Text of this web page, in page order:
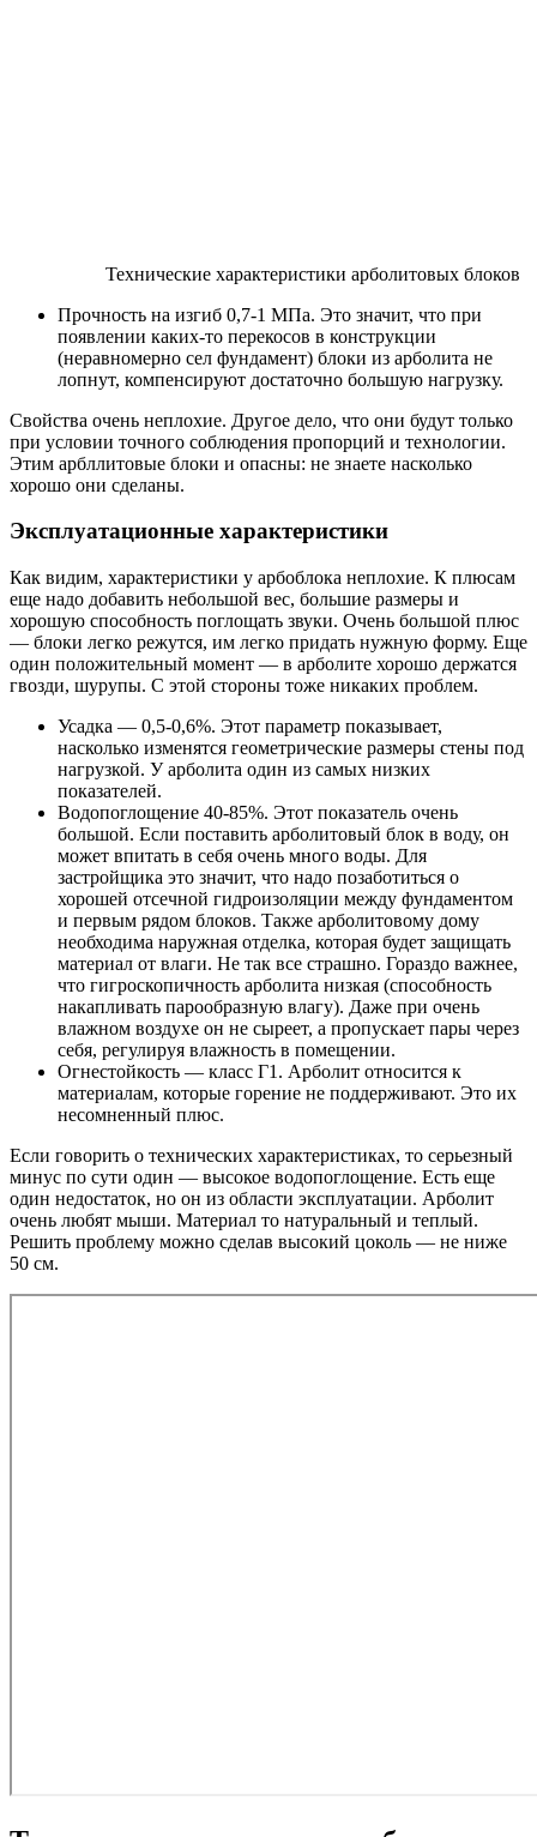
Технические характеристики арболитовых блоков
Прочность на изгиб 0,7-1 МПа. Это значит, что при
появлении каких-то перекосов в конструкции
(неравномерно сел фундамент) блоки из арболита не
лопнут, компенсируют достаточно большую нагрузку.
Свойства очень неплохие. Другое дело, что они будут только
при условии точного соблюдения пропорций и технологии.
Этим арбллитовые блоки и опасны: не знаете насколько
хорошо они сделаны.
Эксплуатационные характеристики
Как видим, характеристики у арбоблока неплохие. К плюсам
еще надо добавить небольшой вес, большие размеры и
хорошую способность поглощать звуки. Очень большой плюс
— блоки легко режутся, им легко придать нужную форму. Еще
один положительный момент — в арболите хорошо держатся
гвозди, шурупы. С этой стороны тоже никаких проблем.
Усадка — 0,5-0,6%. Этот параметр показывает,
насколько изменятся геометрические размеры стены под
нагрузкой. У арболита один из самых низких
показателей.
Водопоглощение 40-85%. Этот показатель очень
большой. Если поставить арболитовый блок в воду, он
может впитать в себя очень много воды. Для
застройщика это значит, что надо позаботиться о
хорошей отсечной гидроизоляции между фундаментом
и первым рядом блоков. Также арболитовому дому
необходима наружная отделка, которая будет защищать
материал от влаги. Не так все страшно. Гораздо важнее,
что гигроскопичность арболита низкая (способность
накапливать парообразную влагу). Даже при очень
влажном воздухе он не сыреет, а пропускает пары через
себя, регулируя влажность в помещении.
Огнестойкость — класс Г1. Арболит относится к
материалам, которые горение не поддерживают. Это их
несомненный плюс.
Если говорить о технических характеристиках, то серьезный
минус по сути один — высокое водопоглощение. Есть еще
один недостаток, но он из области эксплуатации. Арболит
очень любят мыши. Материал то натуральный и теплый.
Решить проблему можно сделав высокий цоколь — не ниже
50 см.